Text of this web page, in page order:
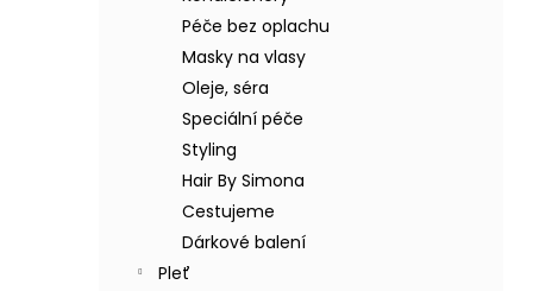
Péče bez oplachu
Masky na vlasy
Oleje, séra
Speciální péče
Styling
Hair By Simona
Cestujeme
Dárkové balení
Pleť
BODY BY SIMONA BANÁN ORGANICKÉ
RUČNĚ VYRÁBĚNÉ BAMBUCKÉ MÁSLO
200ML
749 Kč